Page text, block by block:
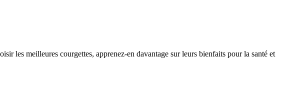
les meilleures courgettes, apprenez-en davantage sur leurs bienfaits pour la santé et